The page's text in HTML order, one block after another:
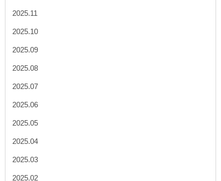
2025.11
2025.10
2025.09
2025.08
2025.07
2025.06
2025.05
2025.04
2025.03
2025.02